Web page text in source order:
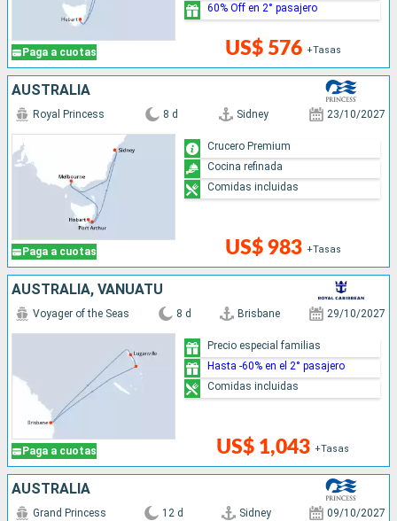
Paga a cuotas US$ 576 +Tasas
60% Off en 2° pasajero
AUSTRALIA
Paga a cuotas
Royal Princess 8 d Sidney 23/10/2027
US$ 983 +Tasas
Crucero Premium
Cocina refinada
Comidas incluidas
AUSTRALIA, VANUATU
Paga a cuotas
Voyager of the Seas 8 d Brisbane 29/10/2027
US$ 1,043 +Tasas
Precio especial familias
Hasta -60% en el 2° pasajero
Comidas incluidas
AUSTRALIA
Grand Princess 12 d Sidney 09/10/2027